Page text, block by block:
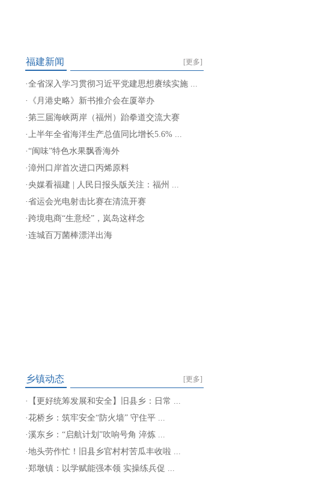
[更多]
福建新闻
·全省深入学习贯彻习近平党建思想赓续实施 ...
· 《月港史略》新书推介会在厦举办
·第三届海峡两岸（福州）跆拳道交流大赛
·上半年全省海洋生产总值同比增长5.6% ...
·“闽味”特色水果飘香海外
·漳州口岸首次进口丙烯原料
·央媒看福建 | 人民日报头版关注：福州 ...
·省运会光电射击比赛在清流开赛
· 跨境电商“生意经”，岚岛这样念
·连城百万菌棒漂洋出海
[更多]
乡镇动态
· 【更好统筹发展和安全】旧县乡：日常 ...
·花桥乡：筑牢安全“防火墙” 守住平 ...
·溪东乡：“启航计划”吹响号角 淬炼 ...
·地头劳作忙！旧县乡官村村苦瓜丰收啦 ...
·郑墩镇：以学赋能强本领 实操练兵促 ...